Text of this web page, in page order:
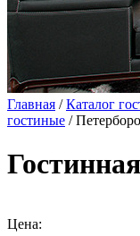
Главная /Каталог
гостиные / Петерборо
Цена: